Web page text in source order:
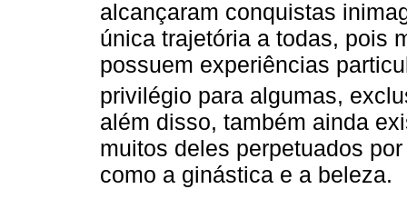
alcançaram conquistas
única trajetória a todas, pois
possuem experiências
privilégio para algumas,
além disso, também ainda
muitos deles perpetuados
como a ginástica e a beleza.